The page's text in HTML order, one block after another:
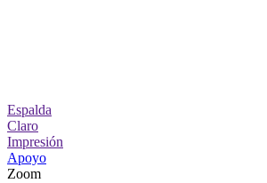
Espalda
Claro
Impresión
Apoyo
Zoom